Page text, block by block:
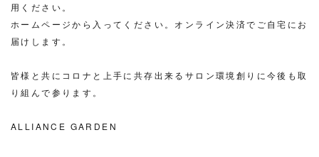
用ください。
ホームページから入ってください。オンライン決済でご自宅にお
届けします。
皆様と共にコロナと上手に共存出来るサロン環境創りに今後も取
り組んで参ります。
ALLIANCE GARDEN